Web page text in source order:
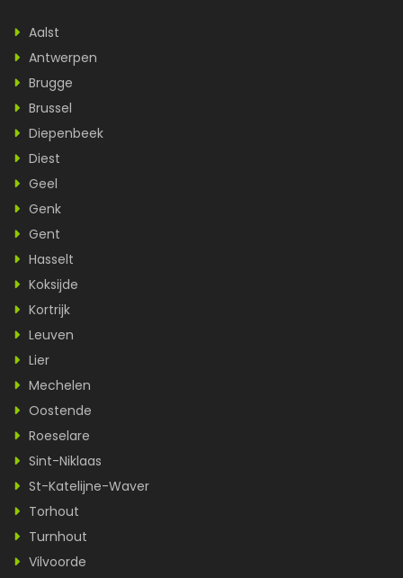
Aalst
Antwerpen
Brugge
Brussel
Diepenbeek
Diest
Geel
Genk
Gent
Hasselt
Koksijde
Kortrijk
Leuven
Lier
Mechelen
Oostende
Roeselare
Sint-Niklaas
St-Katelijne-Waver
Torhout
Turnhout
Vilvoorde